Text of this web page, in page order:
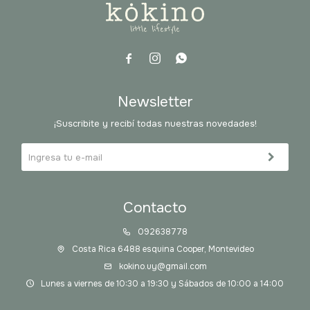
  
Contacto
092638778
Costa Rica 6488 esquina Cooper, Montevideo
kokino.uy@gmail.com
Lunes a viernes de 10:30 a 19:30 y Sábados de 10:00 a 14:00
Newsletter
¡Suscribite y recibí todas nuestras novedades!